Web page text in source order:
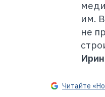
им.
не
Читайте